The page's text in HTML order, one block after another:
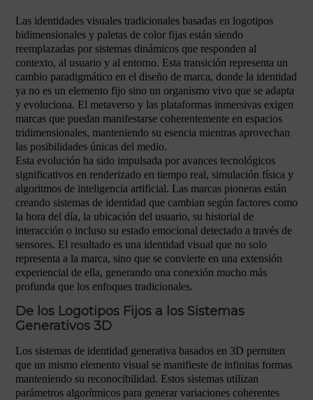
Las identidades visuales tradicionales basadas en logotipos
bidimensionales y paletas de color fijas están siendo
reemplazadas por sistemas dinámicos que responden al
contexto, al usuario y al entorno. Esta transición representa un
cambio paradigmático en el diseño de marca, donde la identidad
ya no es un elemento fijo sino un organismo vivo que se adapta
y evoluciona. El metaverso y las plataformas inmersivas exigen
marcas que puedan manifestarse coherentemente en espacios
tridimensionales, manteniendo su esencia mientras aprovechan
las posibilidades únicas del medio.
Esta evolución ha sido impulsada por avances tecnológicos
significativos en renderizado en tiempo real, simulación física y
algoritmos de inteligencia artificial. Las marcas pioneras están
creando sistemas de identidad que cambian según factores como
la hora del día, la ubicación del usuario, su historial de
interacción o incluso su estado emocional detectado a través de
sensores. El resultado es una identidad visual que no solo
representa a la marca, sino que se convierte en una extensión
experiencial de ella, generando una conexión mucho más
profunda que los enfoques tradicionales.
De los Logotipos Fijos a los Sistemas
Generativos 3D
Los sistemas de identidad generativa basados en 3D permiten
que un mismo elemento visual se manifieste de infinitas formas
manteniendo su reconocibilidad. Estos sistemas utilizan
parámetros algorítmicos para generar variaciones coherentes